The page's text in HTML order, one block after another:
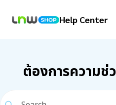
Help Center
ต้องการความช่